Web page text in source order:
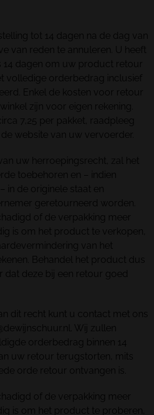
tot 14 dagen na de dag van
van reden te annuleren. U heeft
14 dagen om uw product retour
volledige orderbedrag inclusief
Enkel de kosten voor retour
zijn voor eigen rekening.
7,25 per pakket, raadpleeg
website van uw vervoerder.
uw herroepingsrecht, zal het
toebehoren en – indien
in de originele staat en
geretourneerd worden.
of de verpakking meer
is om het product te verkopen,
van het
Behandel het product dus
dat deze bij een retour goed
dit recht kunt u contact met ons
Wij zullen
orderbedrag binnen 14
uw retour terugstorten, mits
orde retour ontvangen is.
of de verpakking meer
is om het product te proberen,